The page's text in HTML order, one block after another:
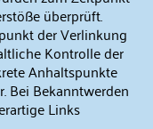
überprüft.
der Verlinkung
Kontrolle der
Anhaltspunkte
Bei Bekanntwerden
Links